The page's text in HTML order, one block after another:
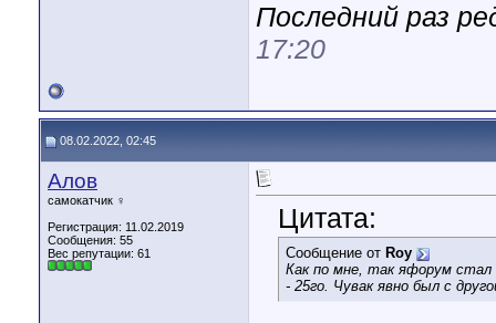
Последний раз
17:20
08.02.2022, 02:45
Алов
самокатчик ♀
Регистрация: 11.02.2019
Сообщения: 55
Вес репутации: 61
Цитата:
Сообщение от Roy
Как по мне, так яфорум стал
- 25го. Чувак явно был с